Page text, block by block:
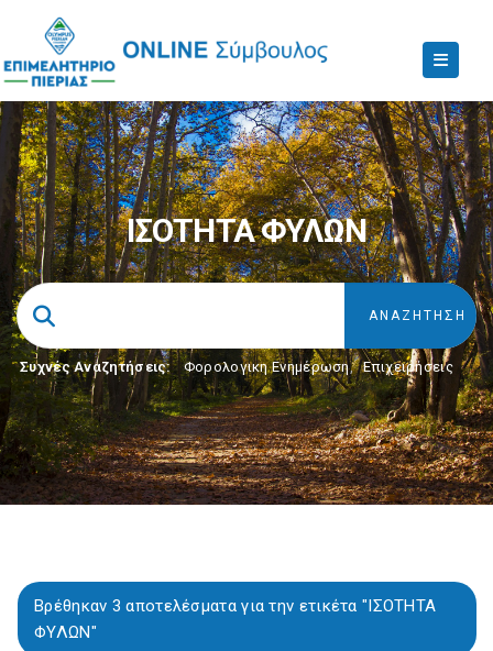
ΙΣΟΤΗΤΑ ΦΥΛΩΝ
Συχνές Αναζητήσεις: Φορολογικη Ενημέρωση, Επιχειρήσεις
Βρέθηκαν 3 αποτελέσματα για την ετικέτα "ΙΣΟΤΗΤΑ
ΦΥΛΩΝ"